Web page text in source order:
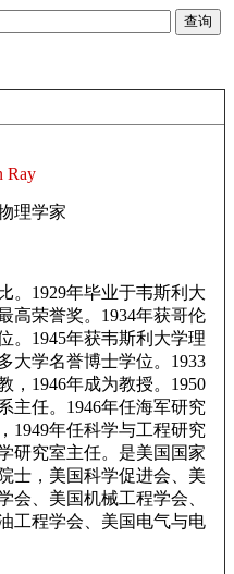
Ray
理学家
。1929年毕业于韦斯利大
高荣誉奖。1934年获哥伦
。1945年获韦斯利大学理
大学名誉博士学位。1933
，1946年成为教授。1950
主任。1946年任海军研究
1949年任科学与工程研究
研究室主任。是美国国家
士，美国科学促进会、美
会、美国机械工程学会、
工程学会、美国电气与电